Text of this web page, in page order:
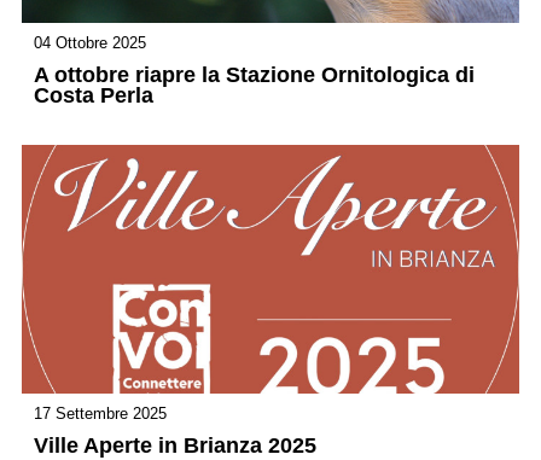
04 Ottobre 2025
A ottobre riapre la Stazione Ornitologica di
Costa Perla
17 Settembre 2025
Ville Aperte in Brianza 2025